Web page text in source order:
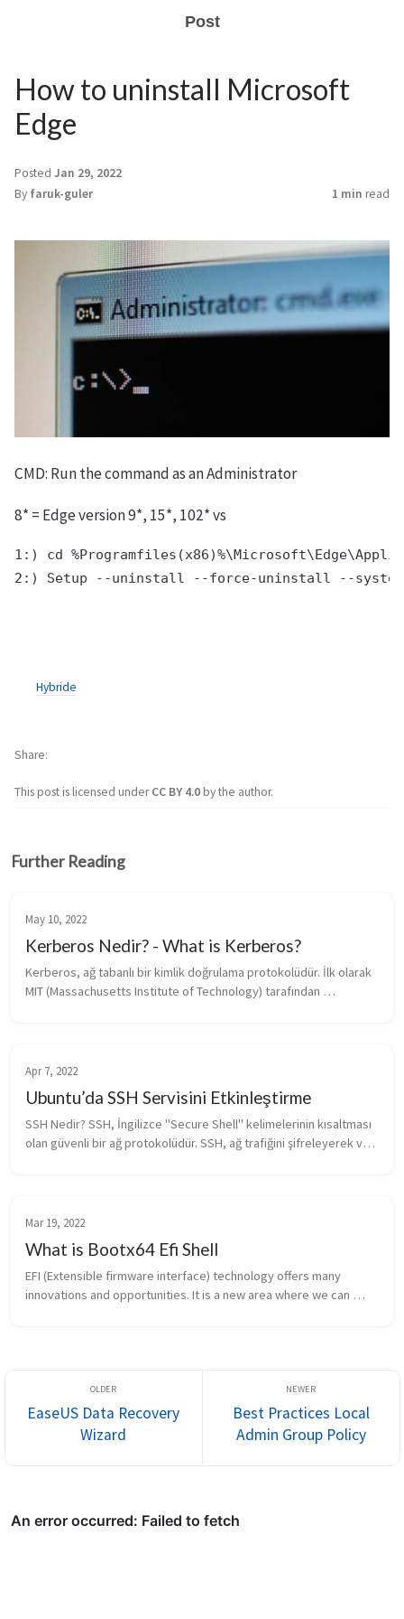
Post
How to uninstall Microsoft
Edge
Posted Jan 29, 2022
By faruk-guler 1 min read
CMD: Run the command as an Administrator
8* = Edge version 9*, 15*, 102* vs
1:) cd
2:) Setup --uninstall --force-uninstall --
Hybride
This post is licensed underCC BY 4.0by the author.
Share
Further Reading
May 10, 2022
Kerberos Nedir? - What is Kerberos?
Kerberos, ağ tabanlı bir kimlik doğrulama protokolüdür. İlk olarak
MIT (Massachusetts Institute of Technology) tarafından
Apr 7, 2022
Ubuntu’da SSH Servisini Etkinleştirme
SSH Nedir? SSH, İngilizce "Secure Shell" kelimelerinin kısaltması
olan güvenli bir ağ protokolüdür. SSH, ağ trafiğini şifreleyerek ve
Mar 19, 2022
What is Bootx64 Efi Shell
EFI (Extensible firmware interface) technology offers many
innovations and opportunities. It is a new area where we can
EaseUS Data Recovery
Wizard
Best Practices Local
Admin Group Policy